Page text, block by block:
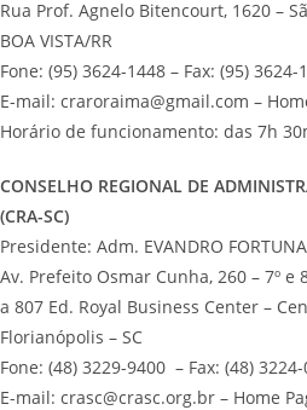
Rua Prof. Agnelo Bitencourt, 1620 –
BOA VISTA/RR
Fone: (95) 3624-1448 – Fax: (95) 3624-
E-mail: craroraima@gmail.com –
Horário de funcionamento: das 7h
CONSELHO REGIONAL DE
(CRA-SC)
Presidente: Adm. EVANDRO
Av. Prefeito Osmar Cunha, 260 – 7º e
a 807 Ed. Royal Business Center –
Florianópolis – SC
Fone: (48) 3229-9400 – Fax: (48)
E-mail: crasc@crasc.org.br – Home